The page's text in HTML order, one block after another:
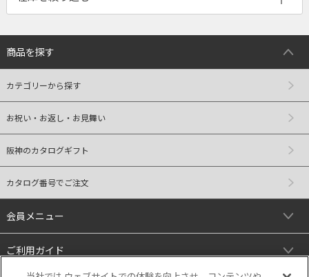
商品を探す
カテゴリーから探す
お祝い・お返し・お見舞い
阪神のカタログギフト
カタログ番号でご注文
会員メニュー
ご利用ガイド